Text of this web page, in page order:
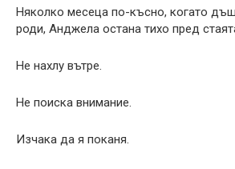
Няколко месеца по-късно, когато
роди, Анджела остана тихо пред
Не нахлу вътре.
Не поиска внимание.
Изчака да я поканя.